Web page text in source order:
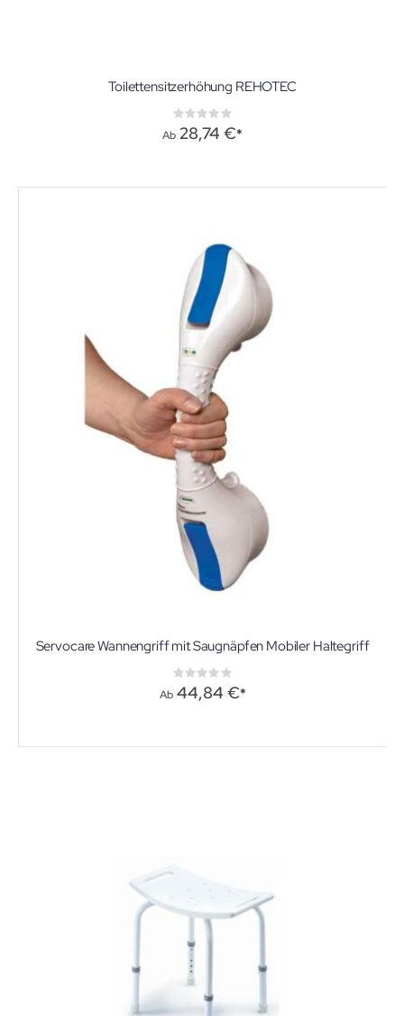
Toilettensitzerhöhung REHOTEC
Rating:
0%
Ab 28,74 €
Servocare Wannengriff mit Saugnäpfen Mobiler Haltegriff
Rating:
0%
Ab 44,84 €